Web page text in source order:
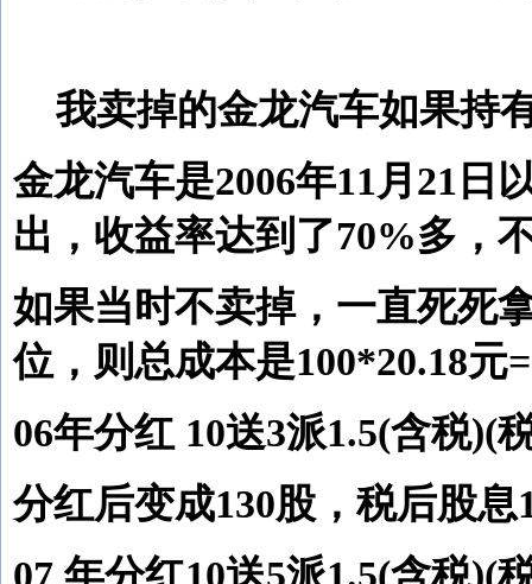
我卖掉的金龙汽车如果持
金龙汽车是2006年11月21日
出，收益率达到了70%多，
如果当时不卖掉，一直死死
位，则总成本是100*20.18元
06年分红 10送3派1.5(含税)(
分红后变成130股，税后股息
07 年分红10送5派1.5(含税)(